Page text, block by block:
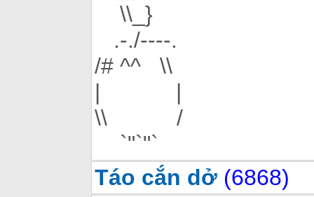
\\_}
.-./----.
/# ^^ \\
| |
\\ /
`"`"`
Táo cắn dở (6868)